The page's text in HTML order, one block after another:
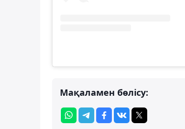
Мақаламен бөлісу: